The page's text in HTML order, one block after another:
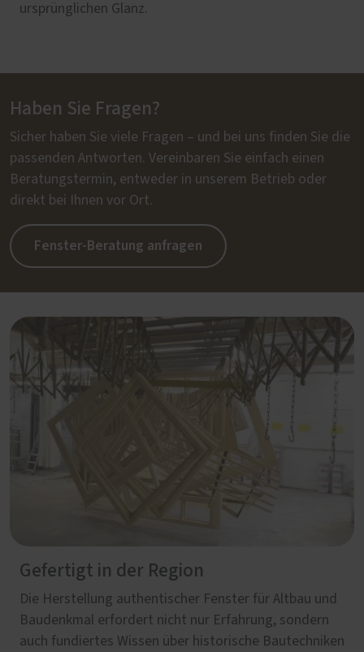
ursprünglichen Glanz.
Haben Sie Fragen?
Sicher haben Sie viele Fragen – und bei uns finden Sie die
passenden Antworten. Vereinbaren Sie einfach einen
Beratungstermin, entweder in unserem Betrieb oder
direkt bei Ihnen vor Ort.
Fenster-Beratung anfragen
Gefertigt in der Region
Die Herstellung authentischer Fenster für Altbau und
Baudenkmal erfordert nicht nur Erfahrung, sondern
auch fundiertes Wissen über historische Bautechniken